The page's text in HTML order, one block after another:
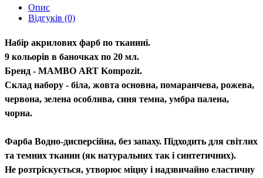
Опис
Відгуків (0)
Набір акрилових фарб по тканині.
9 кольорів в баночках по 20 мл.
Бренд - МАМВО ART Kompozit.
Склад набору - біла, жовта основна, помаранчева, рожева,
червона, зелена особлива, синя темна, умбра палена,
чорна.
Фарба Водно-дисперсійна, без запаху. Підходить для світлих
та темних тканин (як натуральних так і синтетичних).
Не розтріскується, утворює міцну і надзвичайно еластичну